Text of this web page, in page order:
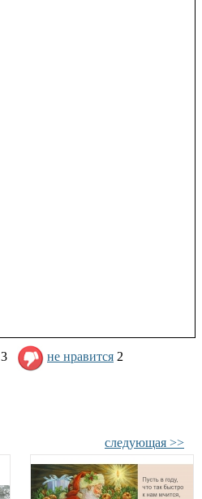
3 не нравится 2
следующая >>